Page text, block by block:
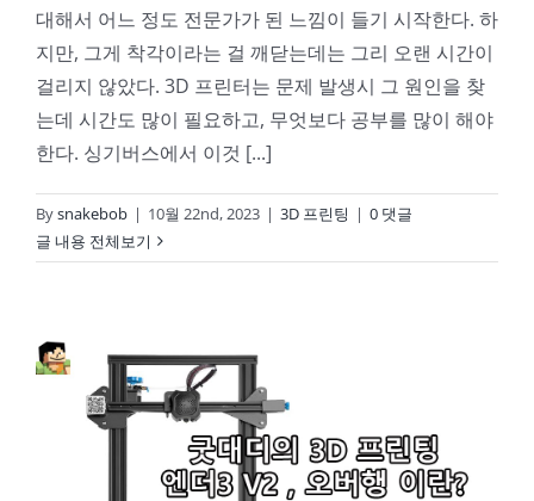
대해서 어느 정도 전문가가 된 느낌이 들기 시작한다. 하
지만, 그게 착각이라는 걸 깨닫는데는 그리 오랜 시간이
걸리지 않았다. 3D 프린터는 문제 발생시 그 원인을 찾
는데 시간도 많이 필요하고, 무엇보다 공부를 많이 해야
한다. 싱기버스에서 이것 [...]
Bysnakebob | 10월 22nd, 2023 | 3D 프린팅 | 0 댓글
글 내용 전체보기